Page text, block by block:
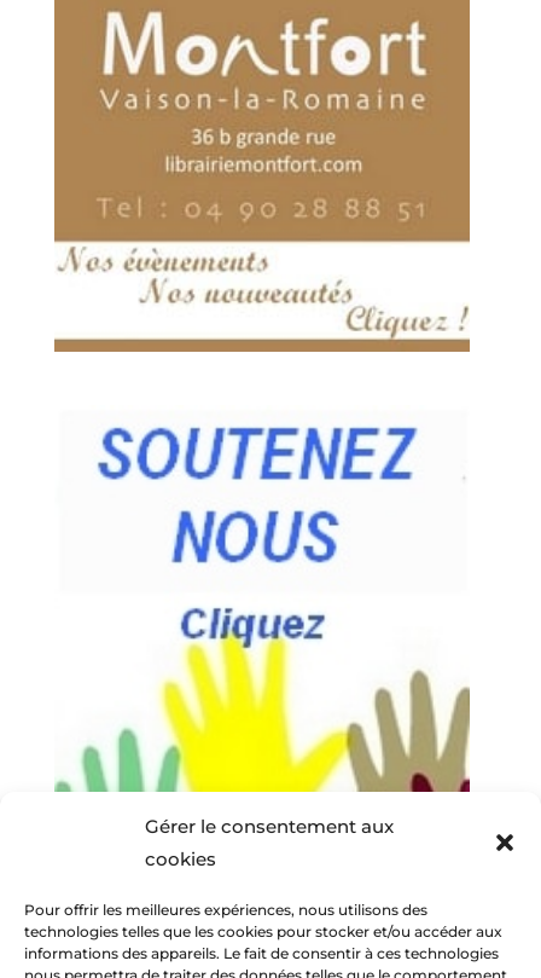
Gérer le consentement aux
cookies
Pour offrir les meilleures expériences, nous utilisons des
technologies telles que les cookies pour stocker et/ou accéder aux
informations des appareils. Le fait de consentir à ces technologies